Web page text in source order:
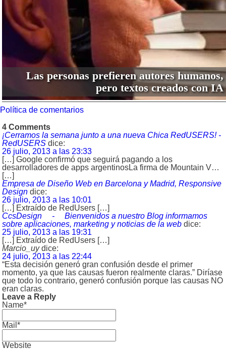
Las personas prefieren autores humanos,
pero textos creados con IA
Política de comentarios
4 Comments
¡Cerramos la semana junto a una nueva Chica RedUSERS! -
RedUSERS dice:
26 julio, 2013 a las 23:33
[…] Google confirmó que seguirá pagando a los
desarrolladores de apps argentinosLa firma de Mountain V…
[…]
Empresa de Diseño Web en Barcelona y Madrid, Responsive
Design dice:
26 julio, 2013 a las 10:01
[…] Extraído de RedUsers […]
CcsDesign - Bienvenidos a nuestro Blog informamos
sobre aplicaciones, marketing y noticias de la web dice:
25 julio, 2013 a las 19:31
[…] Extraído de RedUsers […]
Marcio_uy dice:
24 julio, 2013 a las 22:44
“Esta decisión generó gran confusión desde el primer
momento, ya que las causas fueron realmente claras.” Diríase
que todo lo contrario, generó confusión porque las causas NO
eran claras.
Leave a Reply
Name*
Mail*
Website